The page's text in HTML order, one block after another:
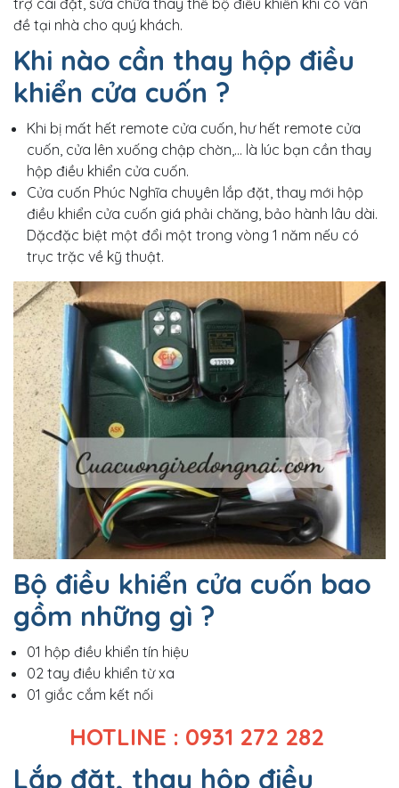
đề tại nhà cho quý khách.
Khi nào cần thay hộp điều
khiển cửa cuốn ?
Khi bị mất hết remote cửa cuốn, hư hết remote cửa
cuốn, cửa lên xuống chập chờn,… là lúc bạn cần thay
hộp điều khiển cửa cuốn.
Cửa cuốn Phúc Nghĩa chuyên lắp đặt, thay mới hộp
điều khiển cửa cuốn giá phải chăng, bảo hành lâu dài.
Dặcđặc biệt một đổi một trong vòng 1 năm nếu có
trục trặc về kỹ thuật.
Bộ điều khiển cửa cuốn bao
gồm những gì ?
01 hộp điều khiển tín hiệu
02 tay điều khiển từ xa
01 giắc cắm kết nối
HOTLINE : 0931 272 282
Lắp đặt, thay hộp điều